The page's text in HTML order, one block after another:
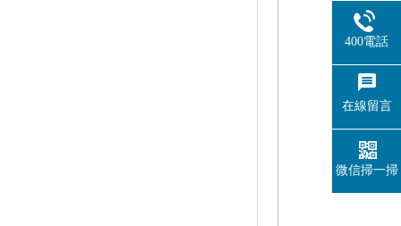
400電話
在線留言
微信掃一掃